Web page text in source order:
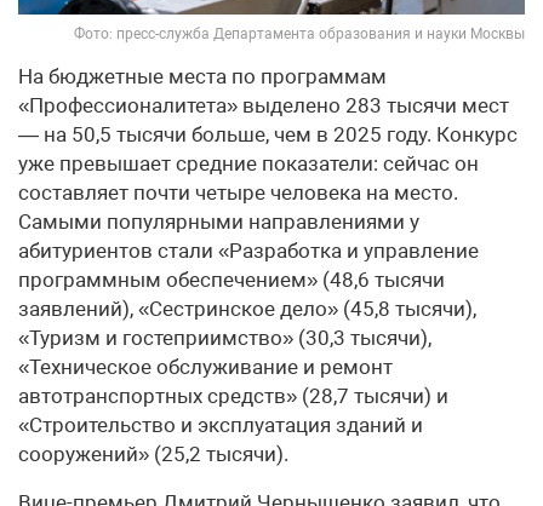
Фото: пресс-служба Департамента образования и науки Москвы
На бюджетные места по программам
«Профессионалитета» выделено 283 тысячи мест
— на 50,5 тысячи больше, чем в 2025 году. Конкурс
уже превышает средние показатели: сейчас он
составляет почти четыре человека на место.
Самыми популярными направлениями у
абитуриентов стали «Разработка и управление
программным обеспечением» (48,6 тысячи
заявлений), «Сестринское дело» (45,8 тысячи),
«Туризм и гостеприимство» (30,3 тысячи),
«Техническое обслуживание и ремонт
автотранспортных средств» (28,7 тысячи) и
«Строительство и эксплуатация зданий и
сооружений» (25,2 тысячи).